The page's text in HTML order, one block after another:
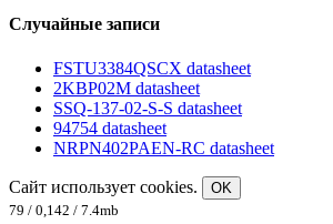
Случайные записи
FSTU3384QSCX datasheet
2KBP02M datasheet
SSQ-137-02-S-S datasheet
94754 datasheet
NRPN402PAEN-RC datasheet
Сайт использует cookies.
OK
79 / 0,142 / 7.4mb